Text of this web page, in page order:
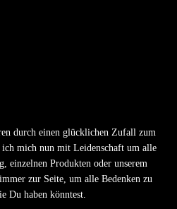
durch einen glücklichen Zufall zum
ich mich nun mit Leidenschaft um alle
einzelnen Produkten oder unserem
zur Seite, um alle Bedenken zu
Du haben könntest.